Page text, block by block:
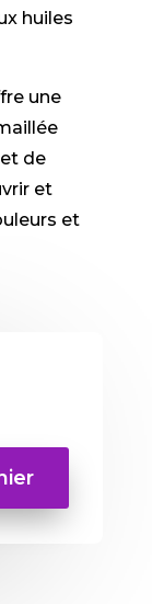
huiles
une
de
et
et